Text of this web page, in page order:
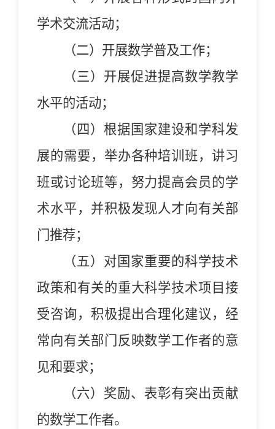
学术交流活动；
（二）开展数学普及工作；
（三）开展促进提高数学教学
水平的活动；
（四）根据国家建设和学科发
展的需要，举办各种培训班，讲习
班或讨论班等，努力提高会员的学
术水平，并积极发现人才向有关部
门推荐；
（五）对国家重要的科学技术
政策和有关的重大科学技术项目接
受咨询，积极提出合理化建议，经
常向有关部门反映数学工作者的意
见和要求；
（六）奖励、表彰有突出贡献
的数学工作者。